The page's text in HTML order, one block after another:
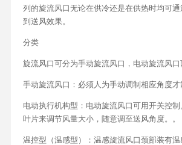
列的旋流风口无论在供冷还是在供热时均可
到送风效果。
分类
旋流风口可分为手动旋流风口，电动旋流风口
手动旋流风口：必须人为手动调制相应角度才
电动执行机构型：电动旋流风口可用开关控
叶片来调节风量大小，随意调至送风角度。。
温控型（温感型）：温感旋流风口颈部装有